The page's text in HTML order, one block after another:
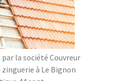
la société Couvreur
à Le Bignon